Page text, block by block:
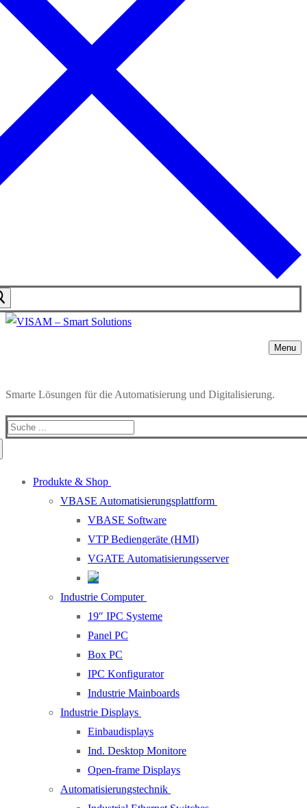
Menu
Smarte Lösungen für die Automatisierung und Digitalisierung.
Produkte & Shop
VBASE Automatisierungsplattform
VBASE Software
VTP Bediengeräte (HMI)
VGATE Automatisierungsserver
Industrie Computer
19″ IPC Systeme
Panel PC
Box PC
IPC Konfigurator
Industrie Mainboards
Industrie Displays
Einbaudisplays
Ind. Desktop Monitore
Open-frame Displays
Automatisierungstechnik